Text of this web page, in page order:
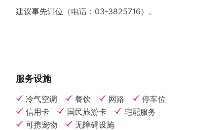
建议事先订位（电话：03-3825716）。
服务设施
冷气空调 餐饮 网路
停车位
信用卡
国民旅游卡
宅配服务
可携宠物
无障碍设施